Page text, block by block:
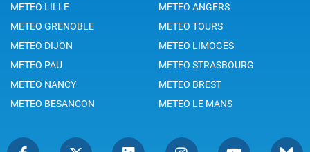
METEO LILLE
METEO ANGERS
METEO GRENOBLE
METEO TOURS
METEO DIJON
METEO LIMOGES
METEO PAU
METEO STRASBOURG
METEO NANCY
METEO BREST
METEO BESANCON
METEO LE MANS